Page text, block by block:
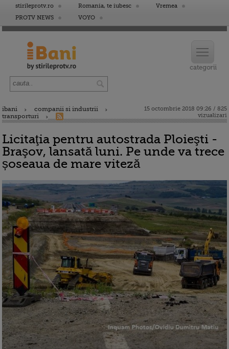
stirileprotv.ro Romania, te iubesc
Vremea
PROTV NEWS
VOYO
ibani
companii si industrii
transporturi
15 octombrie 2018 09:26 / 825
vizualizari
Licitaţia pentru autostrada Ploieşti -
Braşov, lansată luni. Pe unde va trece
șoseaua de mare viteză